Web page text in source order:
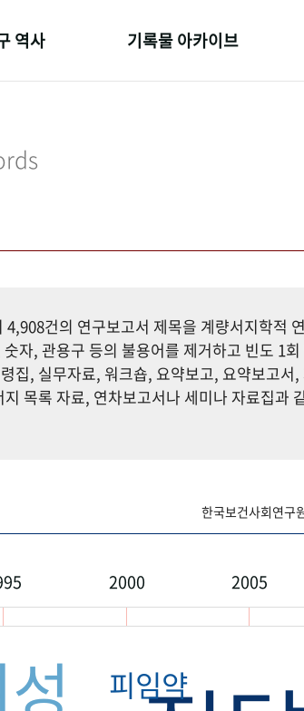
역사
는 연구 역사
기록물 아카이브
건의 연구보고서 제목을 계량서지학적
자, 관용구 등의 불용어를 제거하고 빈도 1
, 실무자료, 워크숍, 요약보고, 요약보고서
목록 자료, 연차보고서나 세미나 자료집과
한국보건사회연구
2000 2005
피임약